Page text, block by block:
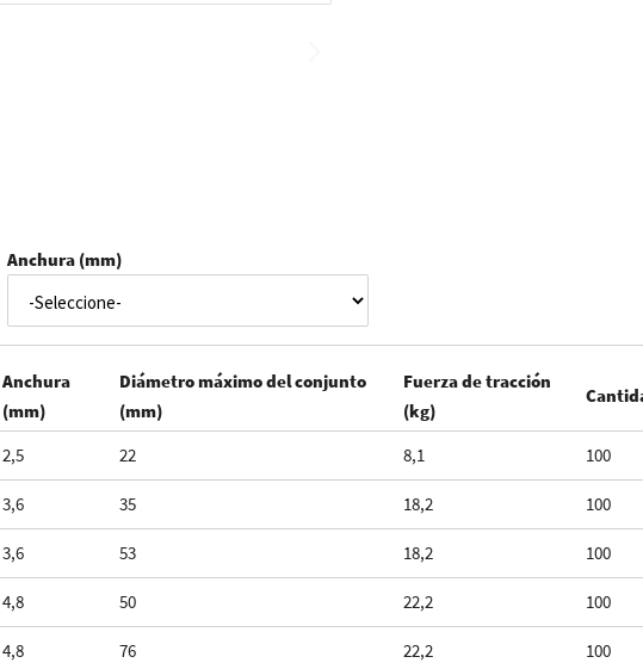
Anchura (mm)
Anchura
(mm)
Diámetro máximo del conjunto
(mm)
Fuerza de tracción
(kg)
2,5 22 8,1 100
3,6 35 18,2 100
3,6 53 18,2 100
4,8 50 22,2 100
4,8 76 22,2 100